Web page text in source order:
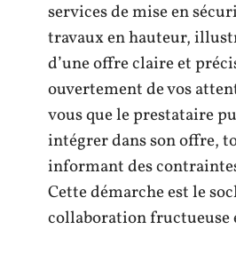
services de mise en
travaux en hauteur,
d’une offre claire et
ouvertement de vos
vous que le prestataire
intégrer dans son offre,
informant des
Cette démarche est le
collaboration fructueuse